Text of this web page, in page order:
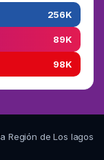
256K
89K
98K
Región de Los lagos